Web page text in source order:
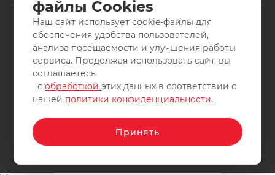
2011-2026 © интернет-магазин спортивных товаров
ВелоСаратов. Не является публичной офертой. Все права
защищены. Заимствование материалов и фотографий
запрещено.
файлы Cookies
Наш сайт использует cookie-файлы для
обеспечения удобства пользователей,
анализа посещаемости и улучшения работы
сервиса. Продолжая использовать сайт, вы
соглашаетесь
собработкойэтих данных в соответствии с
нашей политики конфиденциальности.
Принять